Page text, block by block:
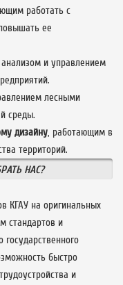
работать с
ее
и управлением
лесными
среды.
дизайну, работающим в
территорий.
НАС?
КГАУ на оригинальных
стандартов и
быстро
и